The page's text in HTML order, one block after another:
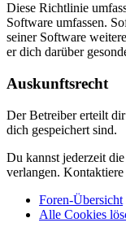
Diese Richtlinie
Software umfassen.
seiner Software
er dich darüber
Auskunftsrecht
Der Betreiber erteilt
dich gespeichert sind.
Du kannst jederzeit
verlangen.
Foren-Übersicht
Alle Cookies